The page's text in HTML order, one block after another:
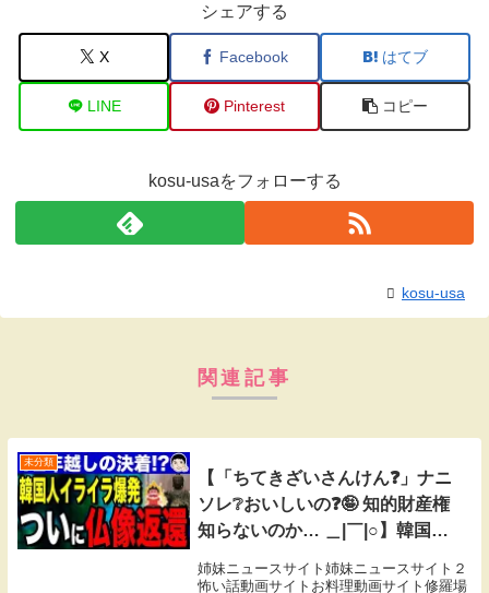
シェアする
X Facebook はてブ
LINE Pinterest コピー
kosu-usaをフォローする
kosu-usa
関連記事
未分類
【「ちてきざいさんけん❓」ナニ
ソレ❔おいしいの❓🤪 知的財産権
知らないのか… ＿|￣|○】韓国つ
発！？略奪行為が12年越しの決
姉妹ニュースサイト姉妹ニュースサイト２
怖い話動画サイトお料理動画サイト修羅場